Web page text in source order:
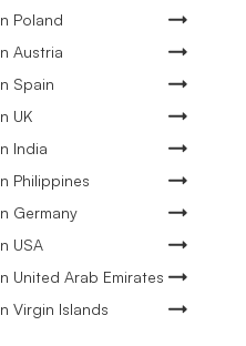
Poland
Austria
Spain
UK
India
Philippines
Germany
USA
United Arab Emirates
Virgin Islands